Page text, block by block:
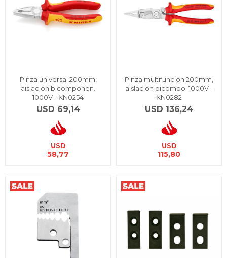
Pinza universal 200mm,
aislación bicomponen.
1000V - KN0254
USD 69,14
USD
58,77
Pinza multifunción 200mm,
aislación bicompo. 1000V -
KN0282
USD 136,24
USD
115,80